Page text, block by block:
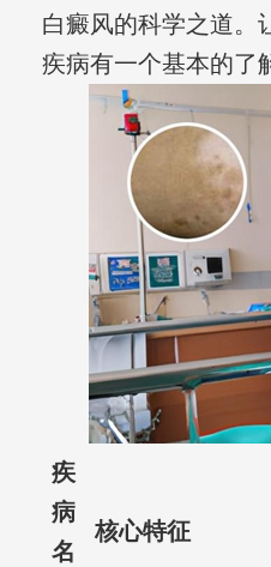
白癜风的科学之道。
疾病有一个基本的了
疾
病
名
核心特征